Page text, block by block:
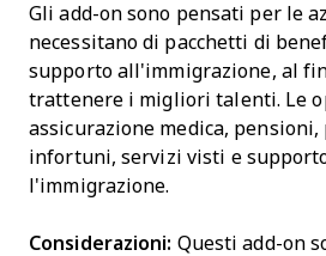
Gli add-on sono pensati per le
necessitano di pacchetti di
supporto all'immigrazione, al
trattenere i migliori talenti. Le
assicurazione medica,
infortuni, servizi visti e
l'immigrazione.
Considerazioni: Questi add-on